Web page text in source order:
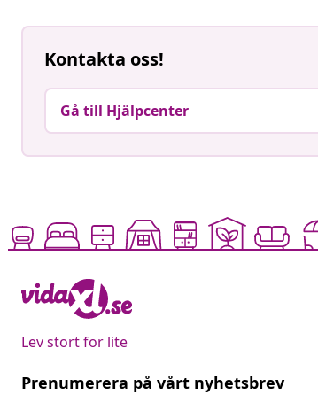
Kontakta oss!
Gå till Hjälpcenter
Lev stort for lite
Prenumerera på vårt nyhetsbrev